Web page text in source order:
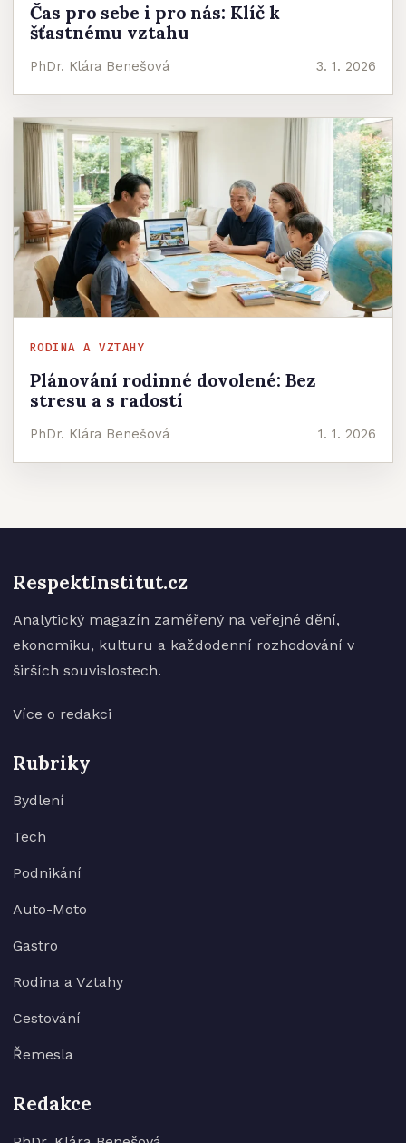
Čas pro sebe i pro nás: Klíč k
šťastnému vztahu
PhDr. Klára Benešová 3. 1. 2026
RODINA A VZTAHY
Plánování rodinné dovolené: Bez
stresu a s radostí
PhDr. Klára Benešová 1. 1. 2026
RespektInstitut.cz
Analytický magazín zaměřený na veřejné dění,
ekonomiku, kulturu a každodenní rozhodování v
širších souvislostech.
Více o redakci
Rubriky
Bydlení
Tech
Podnikání
Auto-Moto
Gastro
Rodina a Vztahy
Cestování
Řemesla
Redakce